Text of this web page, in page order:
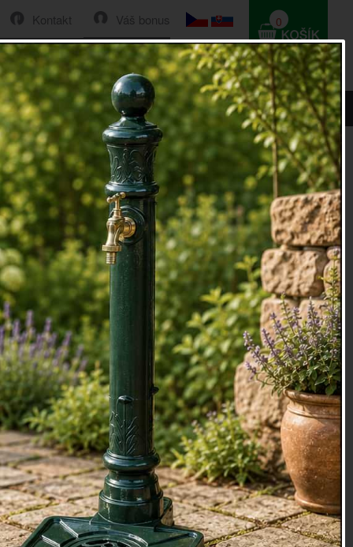
Váš bonus
Kontakt
HLEDAT
0
0 Kč
kruh na jachtu
kruh/kolo 20cm je třešničkou na doru každého interiéru v
je z polystyrenu s červenými textilními pruhy a lanem
záchranný kruh je dostupný také v modré variantě.
Kč